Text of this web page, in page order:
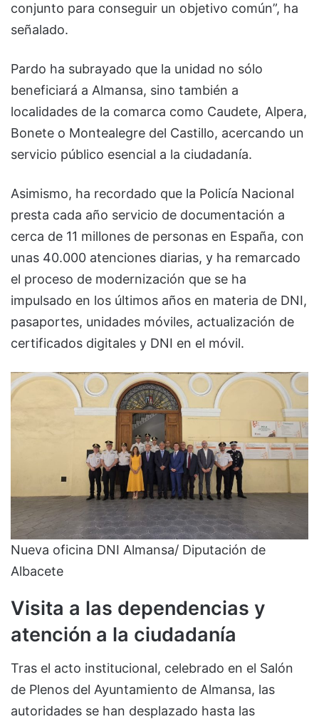
conjunto para conseguir un objetivo común”, ha
señalado.
Pardo ha subrayado que la unidad no sólo
beneficiará a Almansa, sino también a
localidades de la comarca como Caudete, Alpera,
Bonete o Montealegre del Castillo, acercando un
servicio público esencial a la ciudadanía.
Asimismo, ha recordado que la Policía Nacional
presta cada año servicio de documentación a
cerca de 11 millones de personas en España, con
unas 40.000 atenciones diarias, y ha remarcado
el proceso de modernización que se ha
impulsado en los últimos años en materia de DNI,
pasaportes, unidades móviles, actualización de
certificados digitales y DNI en el móvil.
Nueva oficina DNI Almansa/ Diputación de
Albacete
Visita a las dependencias y
atención a la ciudadanía
Tras el acto institucional, celebrado en el Salón
de Plenos del Ayuntamiento de Almansa, las
autoridades se han desplazado hasta las